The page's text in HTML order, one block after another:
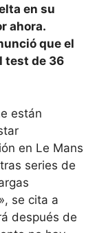
en su
ahora.
que el
test de 36
están
en Le Mans
series de
se cita a
después de